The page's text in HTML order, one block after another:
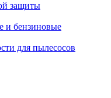
защиты
и бензиновые
для пылесосов